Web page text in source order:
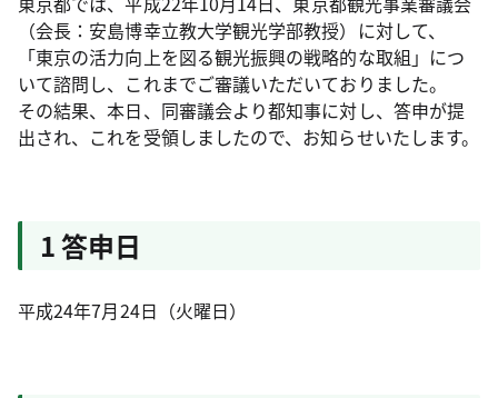
（会長：安島博幸立教大学観光学部教授）に対して、
「東京の活力向上を図る観光振興の戦略的な取組」につ
いて諮問し、これまでご審議いただいておりました。
その結果、本日、同審議会より都知事に対し、答申が提
出され、これを受領しましたので、お知らせいたします。
1 答申日
平成24年7月24日（火曜日）